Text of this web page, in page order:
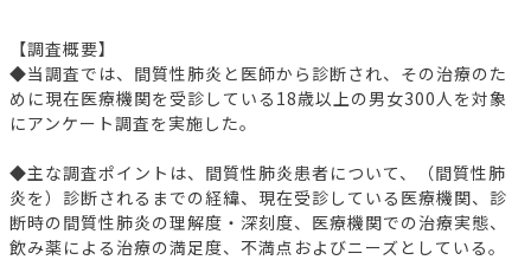
【調査概要】
◆当調査では、間質性肺炎と医師から診断され、その治療のた
めに現在医療機関を受診している18歳以上の男女300人を対象
にアンケート調査を実施した。
◆主な調査ポイントは、間質性肺炎患者について、（間質性肺
炎を）診断されるまでの経緯、現在受診している医療機関、診
断時の間質性肺炎の理解度・深刻度、医療機関での治療実態、
飲み薬による治療の満足度、不満点およびニーズとしている。